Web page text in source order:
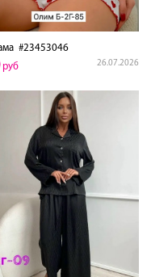
#23453046
26.07.2026
руб